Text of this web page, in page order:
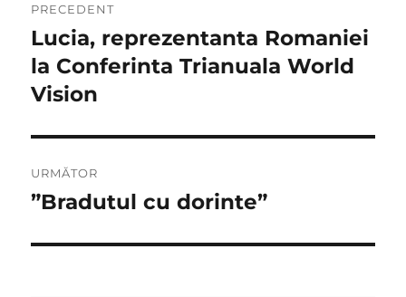
în
articole
PRECEDENT
Articolul
anterior:
Lucia, reprezentanta Romaniei
la Conferinta Trianuala World
Vision
URMĂTOR
Articolul
”Bradutul cu dorinte”